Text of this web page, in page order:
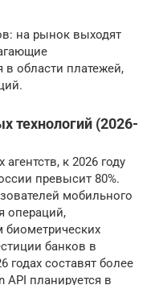
на рынок выходят
области платежей,
технологий (2026-
к 2026 году
превысит 80%.
мобильного
операций,
банков в
годах составят более
API планируется в